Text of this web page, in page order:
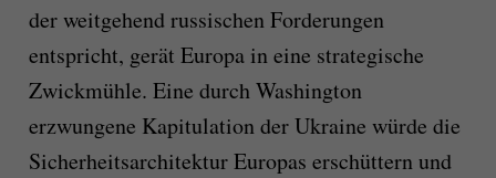
der weitgehend russischen Forderungen
entspricht, gerät Europa in eine strategische
Zwickmühle. Eine durch Washington
erzwungene Kapitulation der Ukraine würde die
Sicherheitsarchitektur Europas erschüttern und